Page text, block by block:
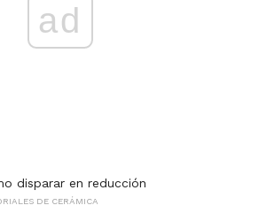
ad
disparar en reducción
DE CERÁMICA